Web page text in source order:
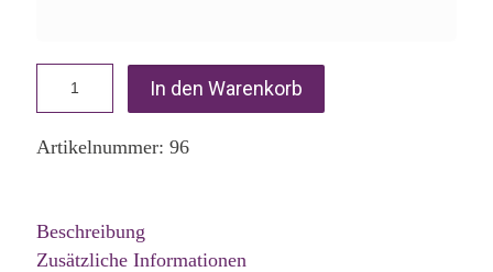
In den Warenkorb
Artikelnummer: 96
Beschreibung
Zusätzliche Informationen